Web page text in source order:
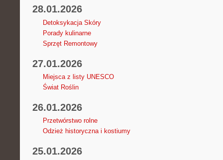
28.01.2026
Detoksykacja Skóry
Porady kulinarne
Sprzęt Remontowy
27.01.2026
Miejsca z listy UNESCO
Świat Roślin
26.01.2026
Przetwórstwo rolne
Odzież historyczna i kostiumy
25.01.2026